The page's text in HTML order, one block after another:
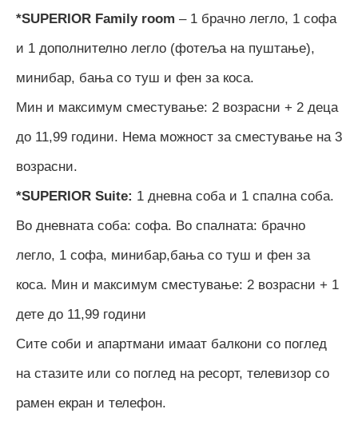
*SUPERIOR Family room – 1 брачно легло, 1 софа
и 1 дополнително легло (фотеља на пуштање),
минибар, бања со туш и фен за коса.
Мин и максимум сместување: 2 возрасни + 2 деца
до 11,99 години. Нема можност за сместување на 3
возрасни.
*SUPERIOR Suite: 1 дневна соба и 1 спална соба.
Во дневната соба: софа. Во спалната: брачно
легло, 1 софа, минибар,бања со туш и фен за
коса. Мин и максимум сместување: 2 возрасни + 1
дете до 11,99 години
Сите соби и апартмани имаат балкони со поглед
на стазите или со поглед на ресорт, телевизор со
рамен екран и телефон.